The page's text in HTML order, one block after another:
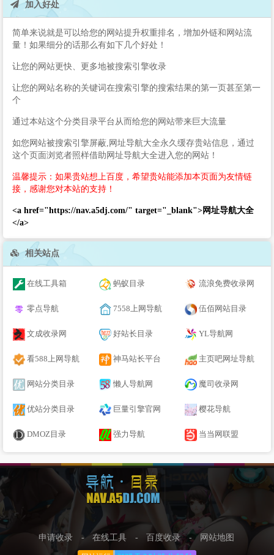
加入好处
简单来说就是可以给您的网站提升权重排名，增加外链和网站流
量！如果细分的话那么有如下几个好处！
让您的网站更快、更多地被搜索引擎收录
让您的网站名称的关键词在搜索引擎的搜索结果的第一页甚至第一
个
通过本站这个分类目录平台从而给您的网站带来巨大流量
如您网站被搜索引擎屏蔽,网址导航大全永久缓存贵站信息，通过
这个页面浏览者照样借助网址导航大全进入您的网站！
温馨提示：如果贵站想上百度，希望贵站能添加本页面为友情链
接，感谢您对本站的支持！
<a href="https://nav.a5dj.com/" target="_blank">网址导航大全
</a>
相关站点
在线工具箱 蚂蚁目录 流浪免费收录网
零点导航 7558上网导航 伍佰网站目录
文成收录网 好站长目录 YL导航网
看588上网导航 神马站长平台 主页吧网址导航
网站分类目录 懒人导航网 魔司收录网
优站分类目录 巨量引擎官网 樱花导航
DMOZ目录 强力导航 当当网联盟
申请收录 - 在线工具 - 百度收录 - 网站地图